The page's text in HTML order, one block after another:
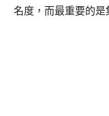
名度，而最重要的是